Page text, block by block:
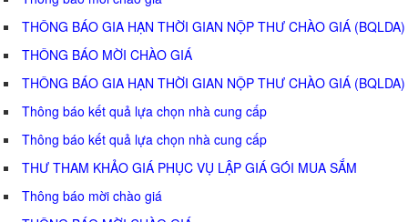
THÔNG BÁO GIA HẠN THỜI GIAN NỘP THƯ CHÀO GIÁ (BQLDA)
THÔNG BÁO MỜI CHÀO GIÁ
THÔNG BÁO GIA HẠN THỜI GIAN NỘP THƯ CHÀO GIÁ (BQLDA)
Thông báo kết quả lựa chọn nhà cung cấp
Thông báo kết quả lựa chọn nhà cung cấp
THƯ THAM KHẢO GIÁ PHỤC VỤ LẬP GIÁ GÓI MUA SẮM
Thông báo mời chào giá